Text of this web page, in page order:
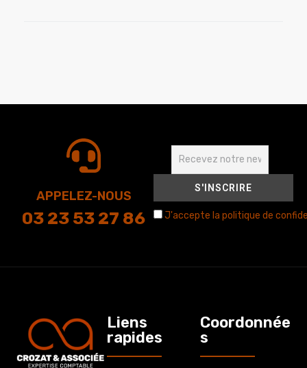
APPELEZ-NOUS
03 23 53 27 86 J'accepte la politique de
Liens
rapides
Coordonnée
s